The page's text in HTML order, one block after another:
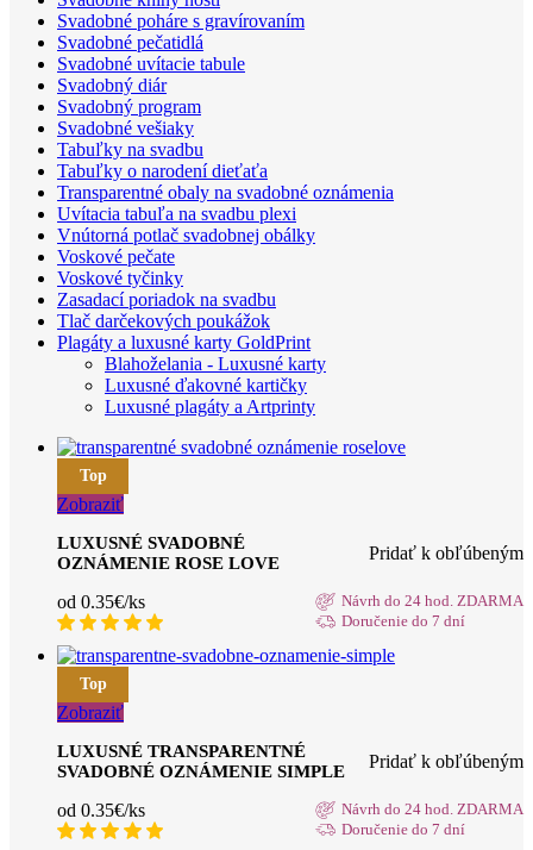
Svadobné poháre s gravírovaním
Svadobné pečatidlá
Svadobné uvítacie tabule
Svadobný diár
Svadobný program
Svadobné vešiaky
Tabuľky na svadbu
Tabuľky o narodení dieťaťa
Transparentné obaly na svadobné oznámenia
Uvítacia tabuľa na svadbu plexi
Vnútorná potlač svadobnej obálky
Voskové pečate
Voskové tyčinky
Zasadací poriadok na svadbu
Tlač darčekových poukážok
Plagáty a luxusné karty GoldPrint
Blahoželania - Luxusné karty
Luxusné ďakovné kartičky
Luxusné plagáty a Artprinty
Top
Zobraziť
LUXUSNÉ SVADOBNÉ
OZNÁMENIE ROSE LOVE
Pridať k obľúbeným
od 0.35€/ks
Návrh do 24 hod. ZDARMA
Doručenie do 7 dní
Top
Zobraziť
LUXUSNÉ TRANSPARENTNÉ
SVADOBNÉ OZNÁMENIE SIMPLE
Pridať k obľúbeným
od 0.35€/ks
Návrh do 24 hod. ZDARMA
Doručenie do 7 dní